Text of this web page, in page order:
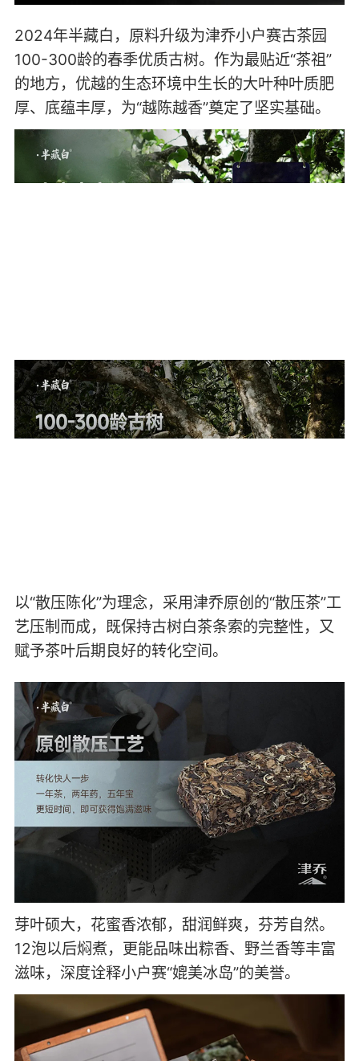
以“散压陈化”为理念，采用津乔原创的“散压茶”工
艺压制而成，既保持古树白茶条索的完整性，又
赋予茶叶后期良好的转化空间。